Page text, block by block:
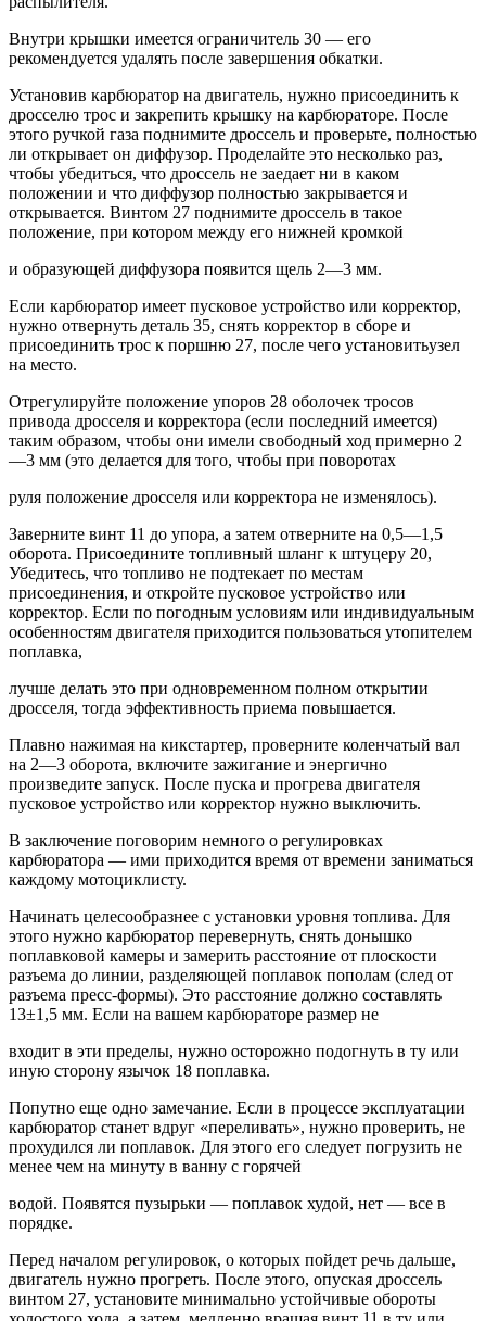
Внутри крышки имеется ограничитель 30 — его
рекомендуется удалять после завершения обкатки.
Установив карбюратор на двигатель, нужно присоединить к
дросселю трос и закрепить крышку на карбюраторе. После
этого ручкой газа поднимите дроссель и проверьте, полностью
ли открывает он диффузор. Проделайте это несколько раз,
чтобы убедиться, что дроссель не заедает ни в каком
положении и что диффузор полностью закрывается и
открывается. Винтом 27 поднимите дроссель в такое
положение, при котором между его нижней кромкой
и образующей диффузора появится щель 2—3 мм.
Если карбюратор имеет пусковое устройство или корректор,
нужно отвернуть деталь 35, снять корректор в сборе и
присоединить трос к поршню 27, после чего установитьузел
на место.
Отрегулируйте положение упоров 28 оболочек тросов
привода дросселя и корректора (если последний имеется)
таким образом, чтобы они имели свободный ход примерно 2
—3 мм (это делается для того, чтобы при поворотах
руля положение дросселя или корректора не изменялось).
Заверните винт 11 до упора, а затем отверните на 0,5—1,5
оборота. Присоедините топливный шланг к штуцеру 20,
Убедитесь, что топливо не подтекает по местам
присоединения, и откройте пусковое устройство или
корректор. Если по погодным условиям или индивидуальным
особенностям двигателя приходится пользоваться утопителем
поплавка,
лучше делать это при одновременном полном открытии
дросселя, тогда эффективность приема повышается.
Плавно нажимая на кикстартер, проверните коленчатый вал
на 2—3 оборота, включите зажигание и энергично
произведите запуск. После пуска и прогрева двигателя
пусковое устройство или корректор нужно выключить.
В заключение поговорим немного о регулировках
карбюратора — ими приходится время от времени заниматься
каждому мотоциклисту.
Начинать целесообразнее с установки уровня топлива. Для
этого нужно карбюратор перевернуть, снять донышко
поплавковой камеры и замерить расстояние от плоскости
разъема до линии, разделяющей поплавок пополам (след от
разъема пресс-формы). Это расстояние должно составлять
13±1,5 мм. Если на вашем карбюраторе размер не
входит в эти пределы, нужно осторожно подогнуть в ту или
иную сторону язычок 18 поплавка.
Попутно еще одно замечание. Если в процессе эксплуатации
карбюратор станет вдруг «переливать», нужно проверить, не
прохудился ли поплавок. Для этого его следует погрузить не
менее чем на минуту в ванну с горячей
водой. Появятся пузырьки — поплавок худой, нет — все в
порядке.
Перед началом регулировок, о которых пойдет речь дальше,
двигатель нужно прогреть. После этого, опуская дроссель
винтом 27, установите минимально устойчивые обороты